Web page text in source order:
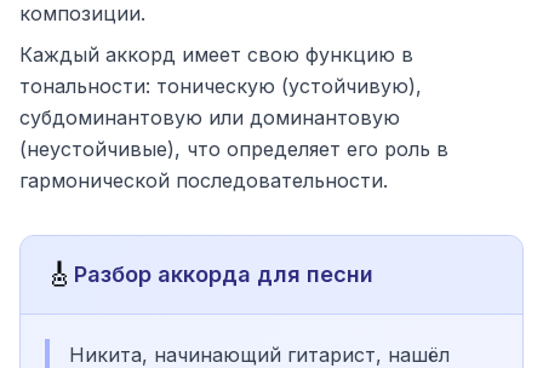
композиции.
Каждый аккорд имеет свою функцию в
тональности: тоническую (устойчивую),
субдоминантовую или доминантовую
(неустойчивые), что определяет его роль в
гармонической последовательности.
🎸 Разбор аккорда для песни
Никита, начинающий гитарист, нашёл